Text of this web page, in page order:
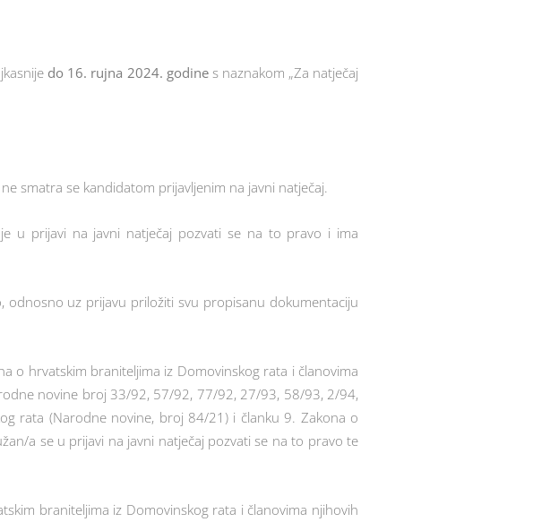
do 16. rujna 2024. godine s naznakom „Za natječaj
smatra se kandidatom prijavljenim na javni natječaj.
u prijavi na javni natječaj pozvati se na to pravo i ima
uz prijavu priložiti svu propisanu dokumentaciju
o hrvatskim braniteljima iz Domovinskog rata i članovima
novine broj 33/92, 57/92, 77/92, 27/93, 58/93, 2/94,
rata (Narodne novine, broj 84/21) i članku 9. Zakona o
a se u prijavi na javni natječaj pozvati se na to pravo te
braniteljima iz Domovinskog rata i članovima njihovih